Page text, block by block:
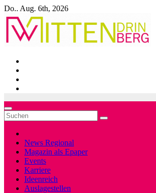
Zum
Inhalt
springen
Do.. Aug. 6th, 2026
News Regional
Magazin als Epaper
Events
Karriere
Ideenreich
Auslagestellen